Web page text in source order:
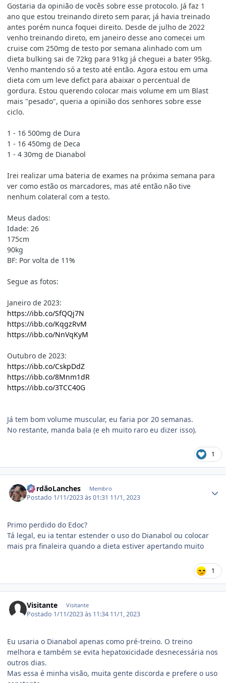
Gostaria da opinião de vocês sobre esse protocolo. Já faz 1
ano que estou treinando direto sem parar, já havia treinado
antes porém nunca foquei direito. Desde de julho de 2022
venho treinando direto, em janeiro desse ano comecei um
cruise com 250mg de testo por semana alinhado com um
dieta bulking sai de 72kg para 91kg já cheguei a bater 95kg.
Venho mantendo só a testo até então. Agora estou em uma
dieta com um leve defict para abaixar o percentual de
gordura. Estou querendo colocar mais volume em um Blast
mais "pesado", queria a opinião dos senhores sobre esse
ciclo.
1 - 16 500mg de Dura
1 - 16 450mg de Deca
1 - 4 30mg de Dianabol
Irei realizar uma bateria de exames na próxima semana para
ver como estão os marcadores, mas até então não tive
nenhum colateral com a testo.
Meus dados:
Idade: 26
175cm
90kg
BF: Por volta de 11%
Segue as fotos:
Janeiro de 2023:
https://ibb.co/SfQQj7N
https://ibb.co/KqgzRvM
https://ibb.co/NnVqKyM
Outubro de 2023:
https://ibb.co/CskpDdZ
https://ibb.co/8Mnm1dR
https://ibb.co/3TCC40G
Já tem bom volume muscular, eu faria por 20 semanas.
No restante, manda bala (e eh muito raro eu dizer isso).
1
GordãoLanches Membro
Postado 1/11/2023 às 01:31 11/1, 2023
Primo perdido do Edoc?
Tá legal, eu ia tentar estender o uso do Dianabol ou colocar
mais pra finaleira quando a dieta estiver apertando muito
1
Visitante Visitante
Postado 1/11/2023 às 11:34 11/1, 2023
Eu usaria o Dianabol apenas como pré-treino. O treino
melhora e também se evita hepatoxicidade desnecessária nos
outros dias.
Mas essa é minha visão, muita gente discorda e prefere o uso